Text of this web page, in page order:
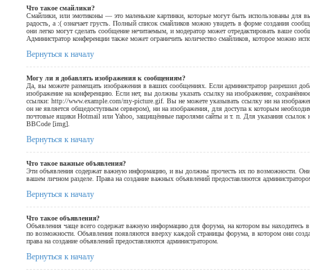
Что такое смайлики?
Смайлики, или эмотиконы — это маленькие картинки, которые могут быть использованы для
радость, а :( означает грусть. Полный список смайликов можно увидеть в форме создания
они легко могут сделать сообщение нечитаемым, и модератор может отредактировать ваше
Администратор конференции также может ограничить количество смайликов, которое можно
Вернуться к началу
Могу ли я добавлять изображения к сообщениям?
Да, вы можете размещать изображения в ваших сообщениях. Если администратор разрешил
изображение на конференцию. Если нет, вы должны указать ссылку на изображение,
ссылки: http://www.example.com/my-picture.gif. Вы не можете указывать ссылку ни на
он не является общедоступным сервером), ни на изображения, для доступа к которым
почтовые ящики Hotmail или Yahoo, защищённые паролями сайты и т. п. Для указания ссылок
BBCode [img].
Вернуться к началу
Что такое важные объявления?
Эти объявления содержат важную информацию, и вы должны прочесть их по возможности.
вашем личном разделе. Права на создание важных объявлений предоставляются
Вернуться к началу
Что такое объявления?
Объявления чаще всего содержат важную информацию для форума, на котором вы находитесь
по возможности. Объявления появляются вверху каждой страницы форума, в котором они
права на создание объявлений предоставляются администратором.
Вернуться к началу